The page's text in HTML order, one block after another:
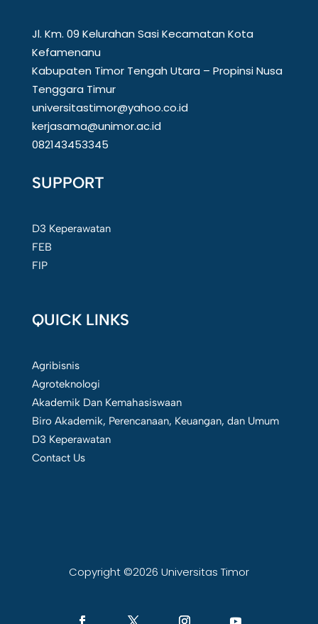
Jl. Km. 09 Kelurahan Sasi Kecamatan Kota
Kefamenanu
Kabupaten Timor Tengah Utara – Propinsi Nusa
Tenggara Timur
universitastimor@yahoo.co.id
kerjasama@unimor.ac.id
082143453345
SUPPORT
D3 Keperawatan
FEB
FIP
QUICK LINKS
Agribisnis
Agroteknologi
Akademik Dan Kemahasiswaan
Biro Akademik, Perencanaan, Keuangan, dan Umum
D3 Keperawatan
Contact Us
Copyright ©2026 Universitas Timor